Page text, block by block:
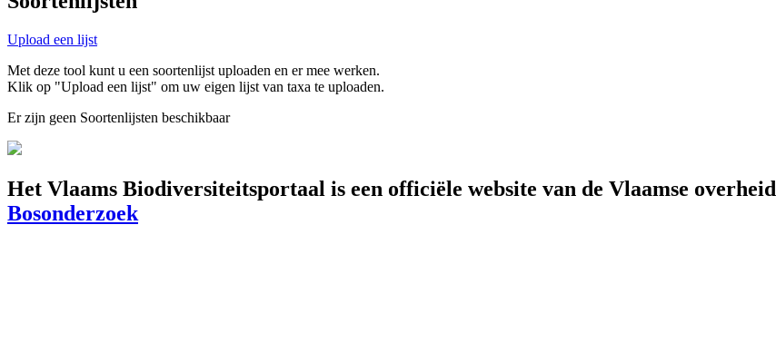
Upload een lijst
Met deze tool kunt u een soortenlijst uploaden en er mee werken.
Klik op "Upload een lijst" om uw eigen lijst van taxa te uploaden.
Er zijn geen Soortenlijsten beschikbaar
Het Vlaams Biodiversiteitsportaal is een officiële website van de Vlaamse overheid
Bosonderzoek